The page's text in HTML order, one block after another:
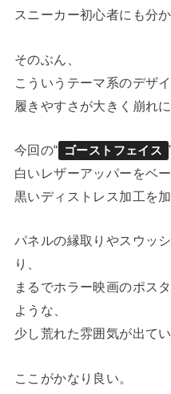
スニーカー初心者にも分
そのぶん、
こういうテーマ系のデザ
履きやすさが大きく崩れに
今回の“ ゴーストフェイス
白いレザーアッパーをベー
黒いディストレス加工を
パネルの縁取りやスウッ
り、
まるでホラー映画のポス
ような、
少し荒れた雰囲気が出てい
ここがかなり良い。